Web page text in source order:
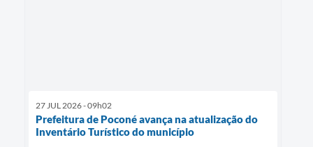
27 JUL 2026 - 09h02
Prefeitura de Poconé avança na atualização do
Inventário Turístico do município